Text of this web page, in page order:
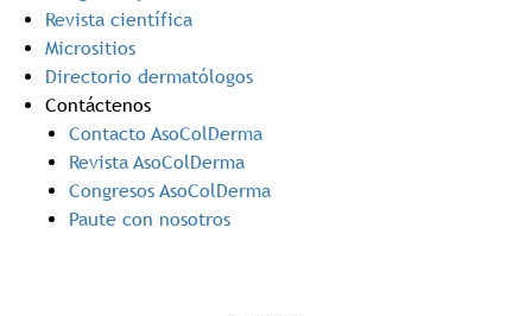
Revista científica
Micrositios
Directorio dermatólogos
Contáctenos
Contacto AsoColDerma
Revista AsoColDerma
Congresos AsoColDerma
Paute con nosotros